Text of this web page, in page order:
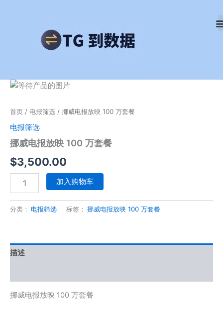
首页 / 电报筛选 / 挪威电报放映 100 万套餐
电报筛选
挪威电报放映 100 万套餐
$3,500.00
挪
报
放
映
100
套
餐
量
加入购物车
分类： 电报筛选 标签： 挪威电报放映 100 万套餐
描述
挪威电报放映 100 万套餐